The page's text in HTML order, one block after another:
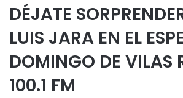
DÉJATE
LUIS JARA EN EL
DOMINGO DE VILAS
100.1 FM